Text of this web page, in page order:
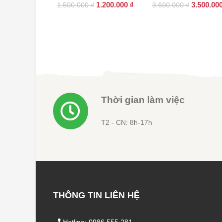
1.500.000₫ Giá
1.200.000 ₫ 3.600.000₫ Giá
Thời gian làm việc
T2 - CN: 8h-17h
THÔNG TIN LIÊN HỆ